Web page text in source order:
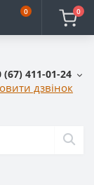
0 0
(67) 411-01-24
дзвінок